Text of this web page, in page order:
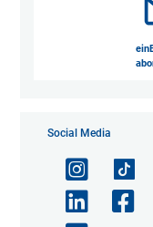
Social Media